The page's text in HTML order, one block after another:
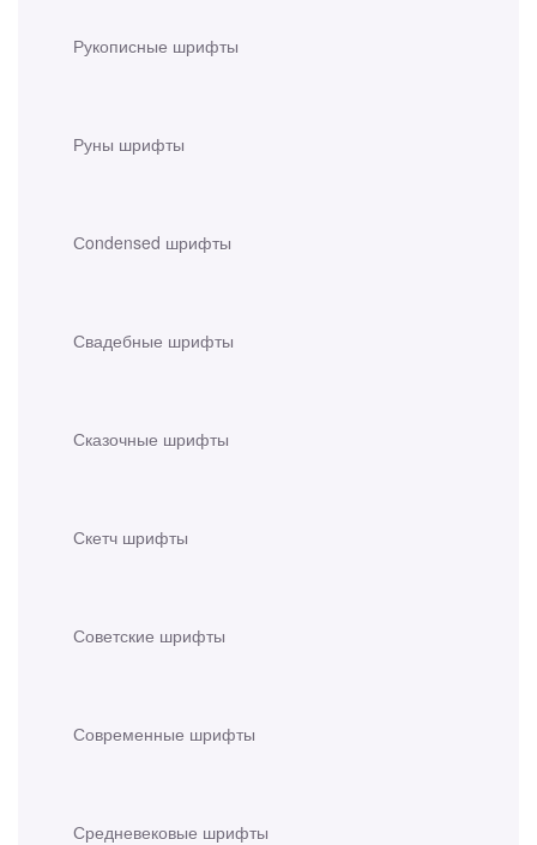
Рукописные шрифты
Руны шрифты
Сondensed шрифты
Свадебные шрифты
Сказочные шрифты
Скетч шрифты
Советские шрифты
Современные шрифты
Средневековые шрифты